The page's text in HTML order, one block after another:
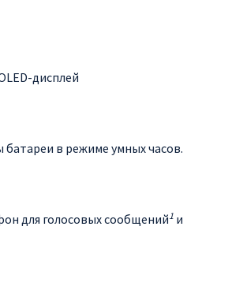
дисплей
в режиме умных часов.
для голосовых сообщений1 и